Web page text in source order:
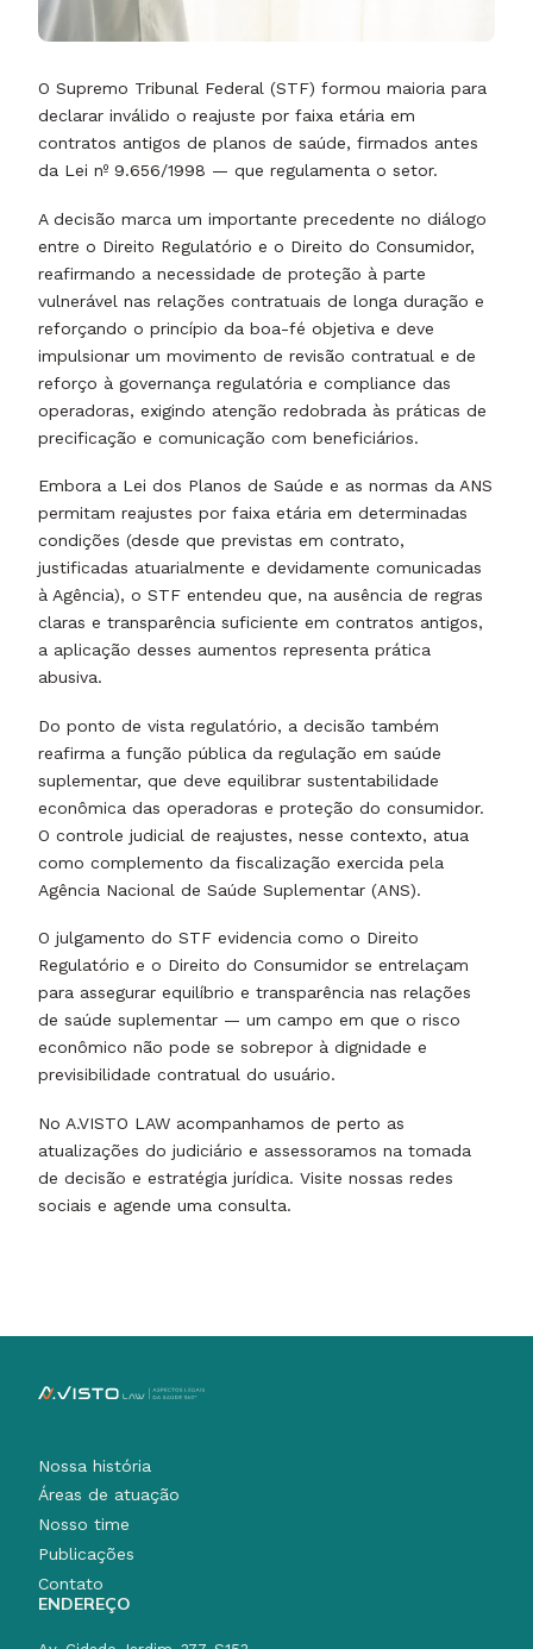
O Supremo Tribunal Federal (STF) formou maioria para
declarar inválido o reajuste por faixa etária em
contratos antigos de planos de saúde, firmados antes
da Lei nº 9.656/1998 — que regulamenta o setor.
A decisão marca um importante precedente no diálogo
entre o Direito Regulatório e o Direito do Consumidor,
reafirmando a necessidade de proteção à parte
vulnerável nas relações contratuais de longa duração e
reforçando o princípio da boa-fé objetiva e deve
impulsionar um movimento de revisão contratual e de
reforço à governança regulatória e compliance das
operadoras, exigindo atenção redobrada às práticas de
precificação e comunicação com beneficiários.
Embora a Lei dos Planos de Saúde e as normas da ANS
permitam reajustes por faixa etária em determinadas
condições (desde que previstas em contrato,
justificadas atuarialmente e devidamente comunicadas
à Agência), o STF entendeu que, na ausência de regras
claras e transparência suficiente em contratos antigos,
a aplicação desses aumentos representa prática
abusiva.
Do ponto de vista regulatório, a decisão também
reafirma a função pública da regulação em saúde
suplementar, que deve equilibrar sustentabilidade
econômica das operadoras e proteção do consumidor.
O controle judicial de reajustes, nesse contexto, atua
como complemento da fiscalização exercida pela
Agência Nacional de Saúde Suplementar (ANS).
O julgamento do STF evidencia como o Direito
Regulatório e o Direito do Consumidor se entrelaçam
para assegurar equilíbrio e transparência nas relações
de saúde suplementar — um campo em que o risco
econômico não pode se sobrepor à dignidade e
previsibilidade contratual do usuário.
No A.VISTO LAW acompanhamos de perto as
atualizações do judiciário e assessoramos na tomada
de decisão e estratégia jurídica. Visite nossas redes
sociais e agende uma consulta.
Nossa história
Áreas de atuação
Nosso time
Publicações
Contato
ENDEREÇO